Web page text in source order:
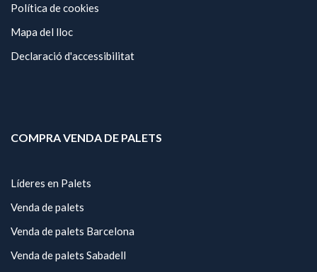
Política de cookies
Mapa del lloc
Declaració d'accessibilitat
COMPRA VENDA DE PALETS
Líderes en Palets
Venda de palets
Venda de palets Barcelona
Venda de palets Sabadell